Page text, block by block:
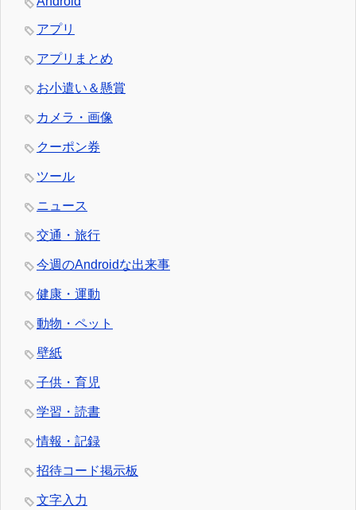
アプリ
アプリまとめ
お小遣い＆懸賞
カメラ・画像
クーポン券
ツール
ニュース
交通・旅行
今週のAndroidな出来事
健康・運動
動物・ペット
壁紙
子供・育児
学習・読書
情報・記録
招待コード掲示板
文字入力